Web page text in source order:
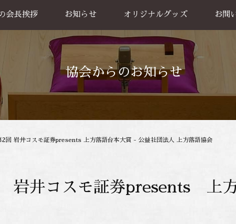
会長挨拶 お知らせ オリジナルグッズ
グッズ販売
お買い物方法
お問
協会からのお知らせ
2回 岩井コスモ証券presents 上方落語台本大賞 - 公益社団法人 上方落語協会
岩井コスモ証券presents 上